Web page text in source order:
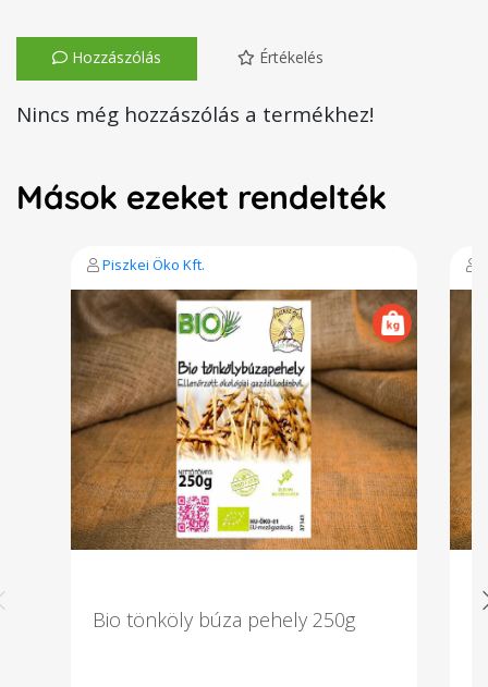
Hozzászólás Értékelés
Nincs még hozzászólás a termékhez!
Mások ezeket rendelték
Piszkei Öko Kft.
Bio tönköly búza pehely 250g